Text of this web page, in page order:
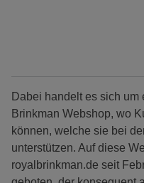
Dabei handelt es sich um
Brinkman Webshop, wo
können, welche sie bei
unterstützen. Auf diese
royalbrinkman.de seit